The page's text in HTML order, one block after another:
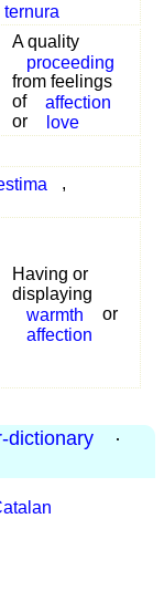
ternura
A quality
proceeding
from feelings
of
affection
or
love
,
Having or
displaying
warmth
or
affection
dictionary
·